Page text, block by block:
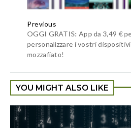
Previous
OGGI GRATIS: App da 3,49 €
personalizzare i vostri
mozzafiato!
YOU MIGHT ALSO LIKE